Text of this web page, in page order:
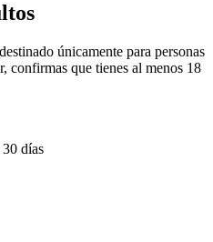
únicamente para personas
confirmas que tienes al menos 18
días